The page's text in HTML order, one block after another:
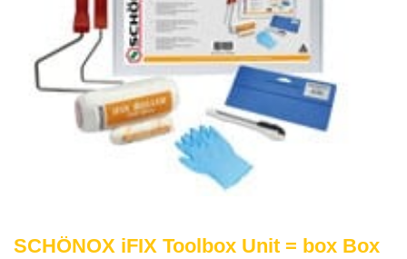
SCHÖNOX iFIX Toolbox Unit = box Box